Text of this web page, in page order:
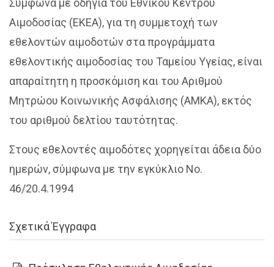
Σύμφωνα με οδηγία του Εθνικού Κέντρου
Αιμοδοσίας (ΕΚΕΑ), για τη συμμετοχή των
εθελοντών αιμοδοτών στα προγράμματα
εθελοντικής αιμοδοσίας του Ταμείου Υγείας, είναι
απαραίτητη η προσκόμιση και του Αριθμού
Μητρώου Κοινωνικής Ασφάλισης (ΑΜΚΑ), εκτός
του αριθμού δελτίου ταυτότητας.
Στους εθελοντές αιμοδότες χορηγείται άδεια δύο
ημερών, σύμφωνα με την εγκύκλιο Νο.
46/20.4.1994
Σχετικά Έγγραφα